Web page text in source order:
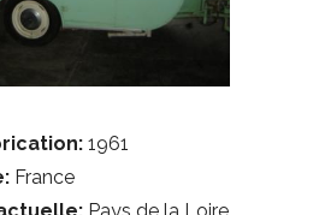
1961
France